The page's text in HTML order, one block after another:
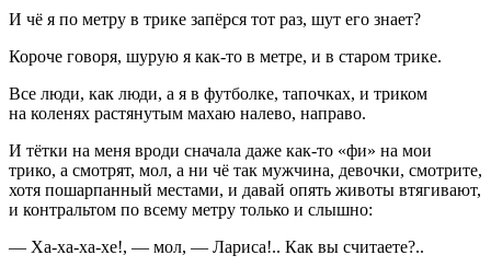
И чё я по метру в трике запёрся тот раз, шут его знает?
Короче говоря, шурую я как-то в метре, и в старом трике.
Все люди, как люди, а я в футболке, тапочках, и триком
на коленях растянутым махаю налево, направо.
И тётки на меня вроди сначала даже как-то «фи» на мои
трико, а смотрят, мол, а ни чё так мужчина, девочки, смотрите,
хотя пошарпанный местами, и давай опять животы втягивают,
и контральтом по всему метру только и слышно:
— Ха-ха-ха-хе!, — мол, — Лариса!.. Как вы считаете?..